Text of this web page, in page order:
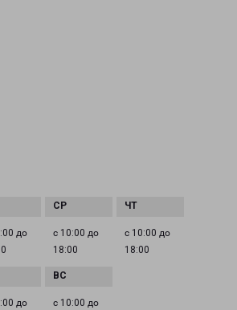
до
с 10:00 до
18:00
с 10:00 до
18:00
до
с 10:00 до